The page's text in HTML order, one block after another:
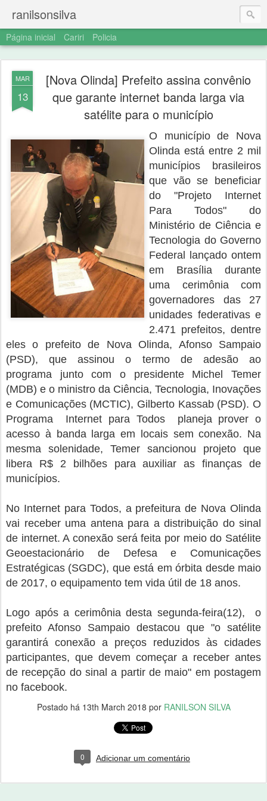
ranilsonsilva
Página inicial Cariri Policia
MAR
13
[Nova Olinda] Prefeito assina convênio
que garante internet banda larga via
satélite para o município
O município de Nova
Olinda está entre 2 mil
municípios brasileiros
que vão se beneficiar
do "Projeto Internet
Para Todos" do
Ministério de Ciência e
Tecnologia do Governo
Federal lançado ontem
em Brasília durante
uma cerimônia com
governadores das 27
unidades federativas e
2.471 prefeitos, dentre
eles o prefeito de Nova Olinda, Afonso Sampaio
(PSD), que assinouo termo de adesão ao
programa junto com o presidente Michel Temer
(MDB) e o ministro da Ciência, Tecnologia, Inovações
e Comunicações (MCTIC), Gilberto Kassab (PSD). O
Programa Internet para Todos planeja prover o
acesso à banda larga em locais sem conexão. Na
mesma solenidade, Temer sancionou projeto que
libera R$ 2 bilhões para auxiliar as finanças de
municípios.
No Internet para Todos, a prefeitura de Nova Olinda
vai receber uma antena para a distribuição do sinal
de internet. A conexão será feita por meio do Satélite
Geoestacionário de Defesa e Comunicações
Estratégicas (SGDC), que está em órbita desde maio
de 2017, o equipamento tem vida útil de 18 anos.
Logo após a cerimônia desta segunda-feira(12), o
prefeito Afonso Sampaio destacou que "o satélite
garantirá conexão a preços reduzidos às cidades
participantes, que devem começar a receber antes
de recepção do sinal a partir de maio" em postagem
no facebook.
Postado há 13th March 2018 por RANILSON SILVA
0 Adicionar um comentário